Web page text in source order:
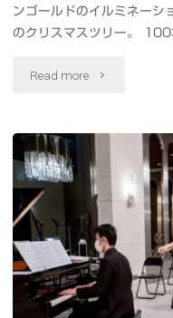
城
き
ま
し
た
#
ンゴールドのイルミネーシ
のクリスマスツリー。
Read more "表
道
イ
ミ
ネ